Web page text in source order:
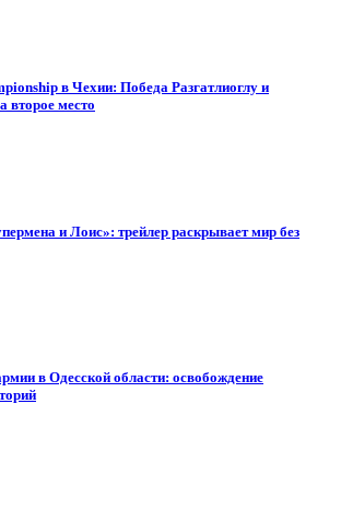
в Чехии: Победа Разгатлиоглу и
второе место
и Лоис»: трейлер раскрывает мир без
в Одесской области: освобождение